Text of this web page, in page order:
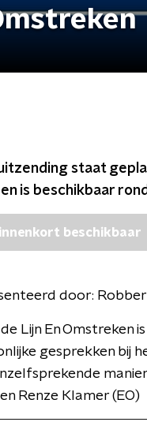
staat
en is beschikbaar rond
beschikbaar
door:
Lijn En Omstreken
gesprekken bij
Renze Klamer (EO)